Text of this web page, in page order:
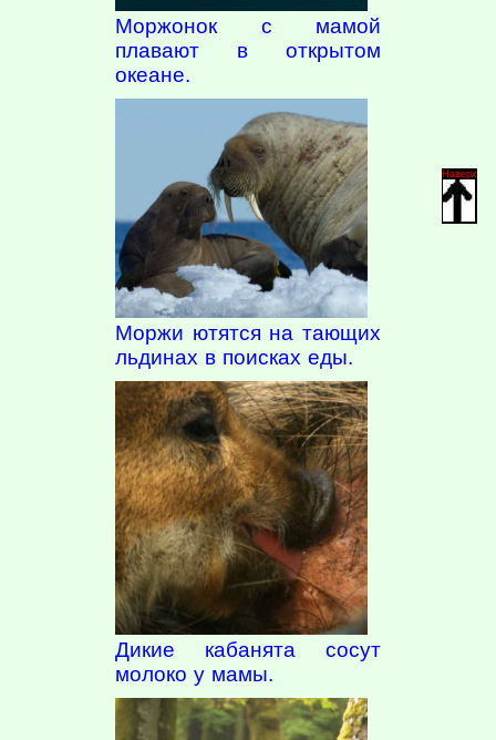
Моржонок с мамой
плавают в открытом
океане.
Моржи ютятся на тающих
льдинах в поисках еды.
Дикие кабанята сосут
молоко у мамы.
Наверх